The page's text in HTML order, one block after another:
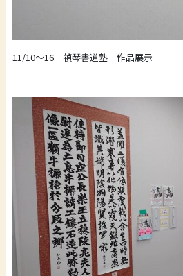
11/10～16 禎琴書道塾 作品展示